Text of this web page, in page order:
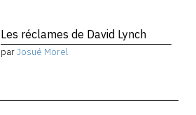
Les réclames de David Lynch
parJosué Morel